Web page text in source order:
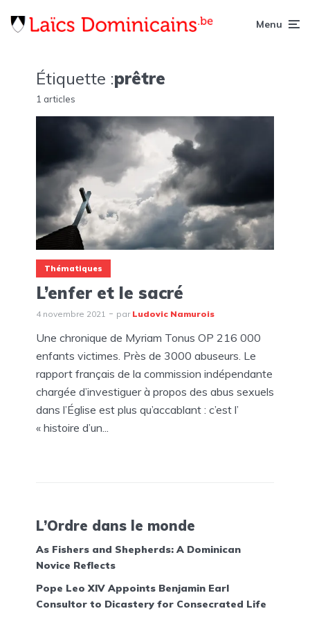
Menu
Étiquette :prêtre
1 articles
Thématiques
L’enfer et le sacré
4 novembre 2021 par Ludovic Namurois
Une chronique de Myriam Tonus OP 216 000
enfants victimes. Près de 3000 abuseurs. Le
rapport français de la commission indépendante
chargée d’investiguer à propos des abus sexuels
dans l’Église est plus qu’accablant : c’est l’
« histoire d’un...
L’Ordre dans le monde
As Fishers and Shepherds: A Dominican
Novice Reflects
Pope Leo XIV Appoints Benjamin Earl
Consultor to Dicastery for Consecrated Life